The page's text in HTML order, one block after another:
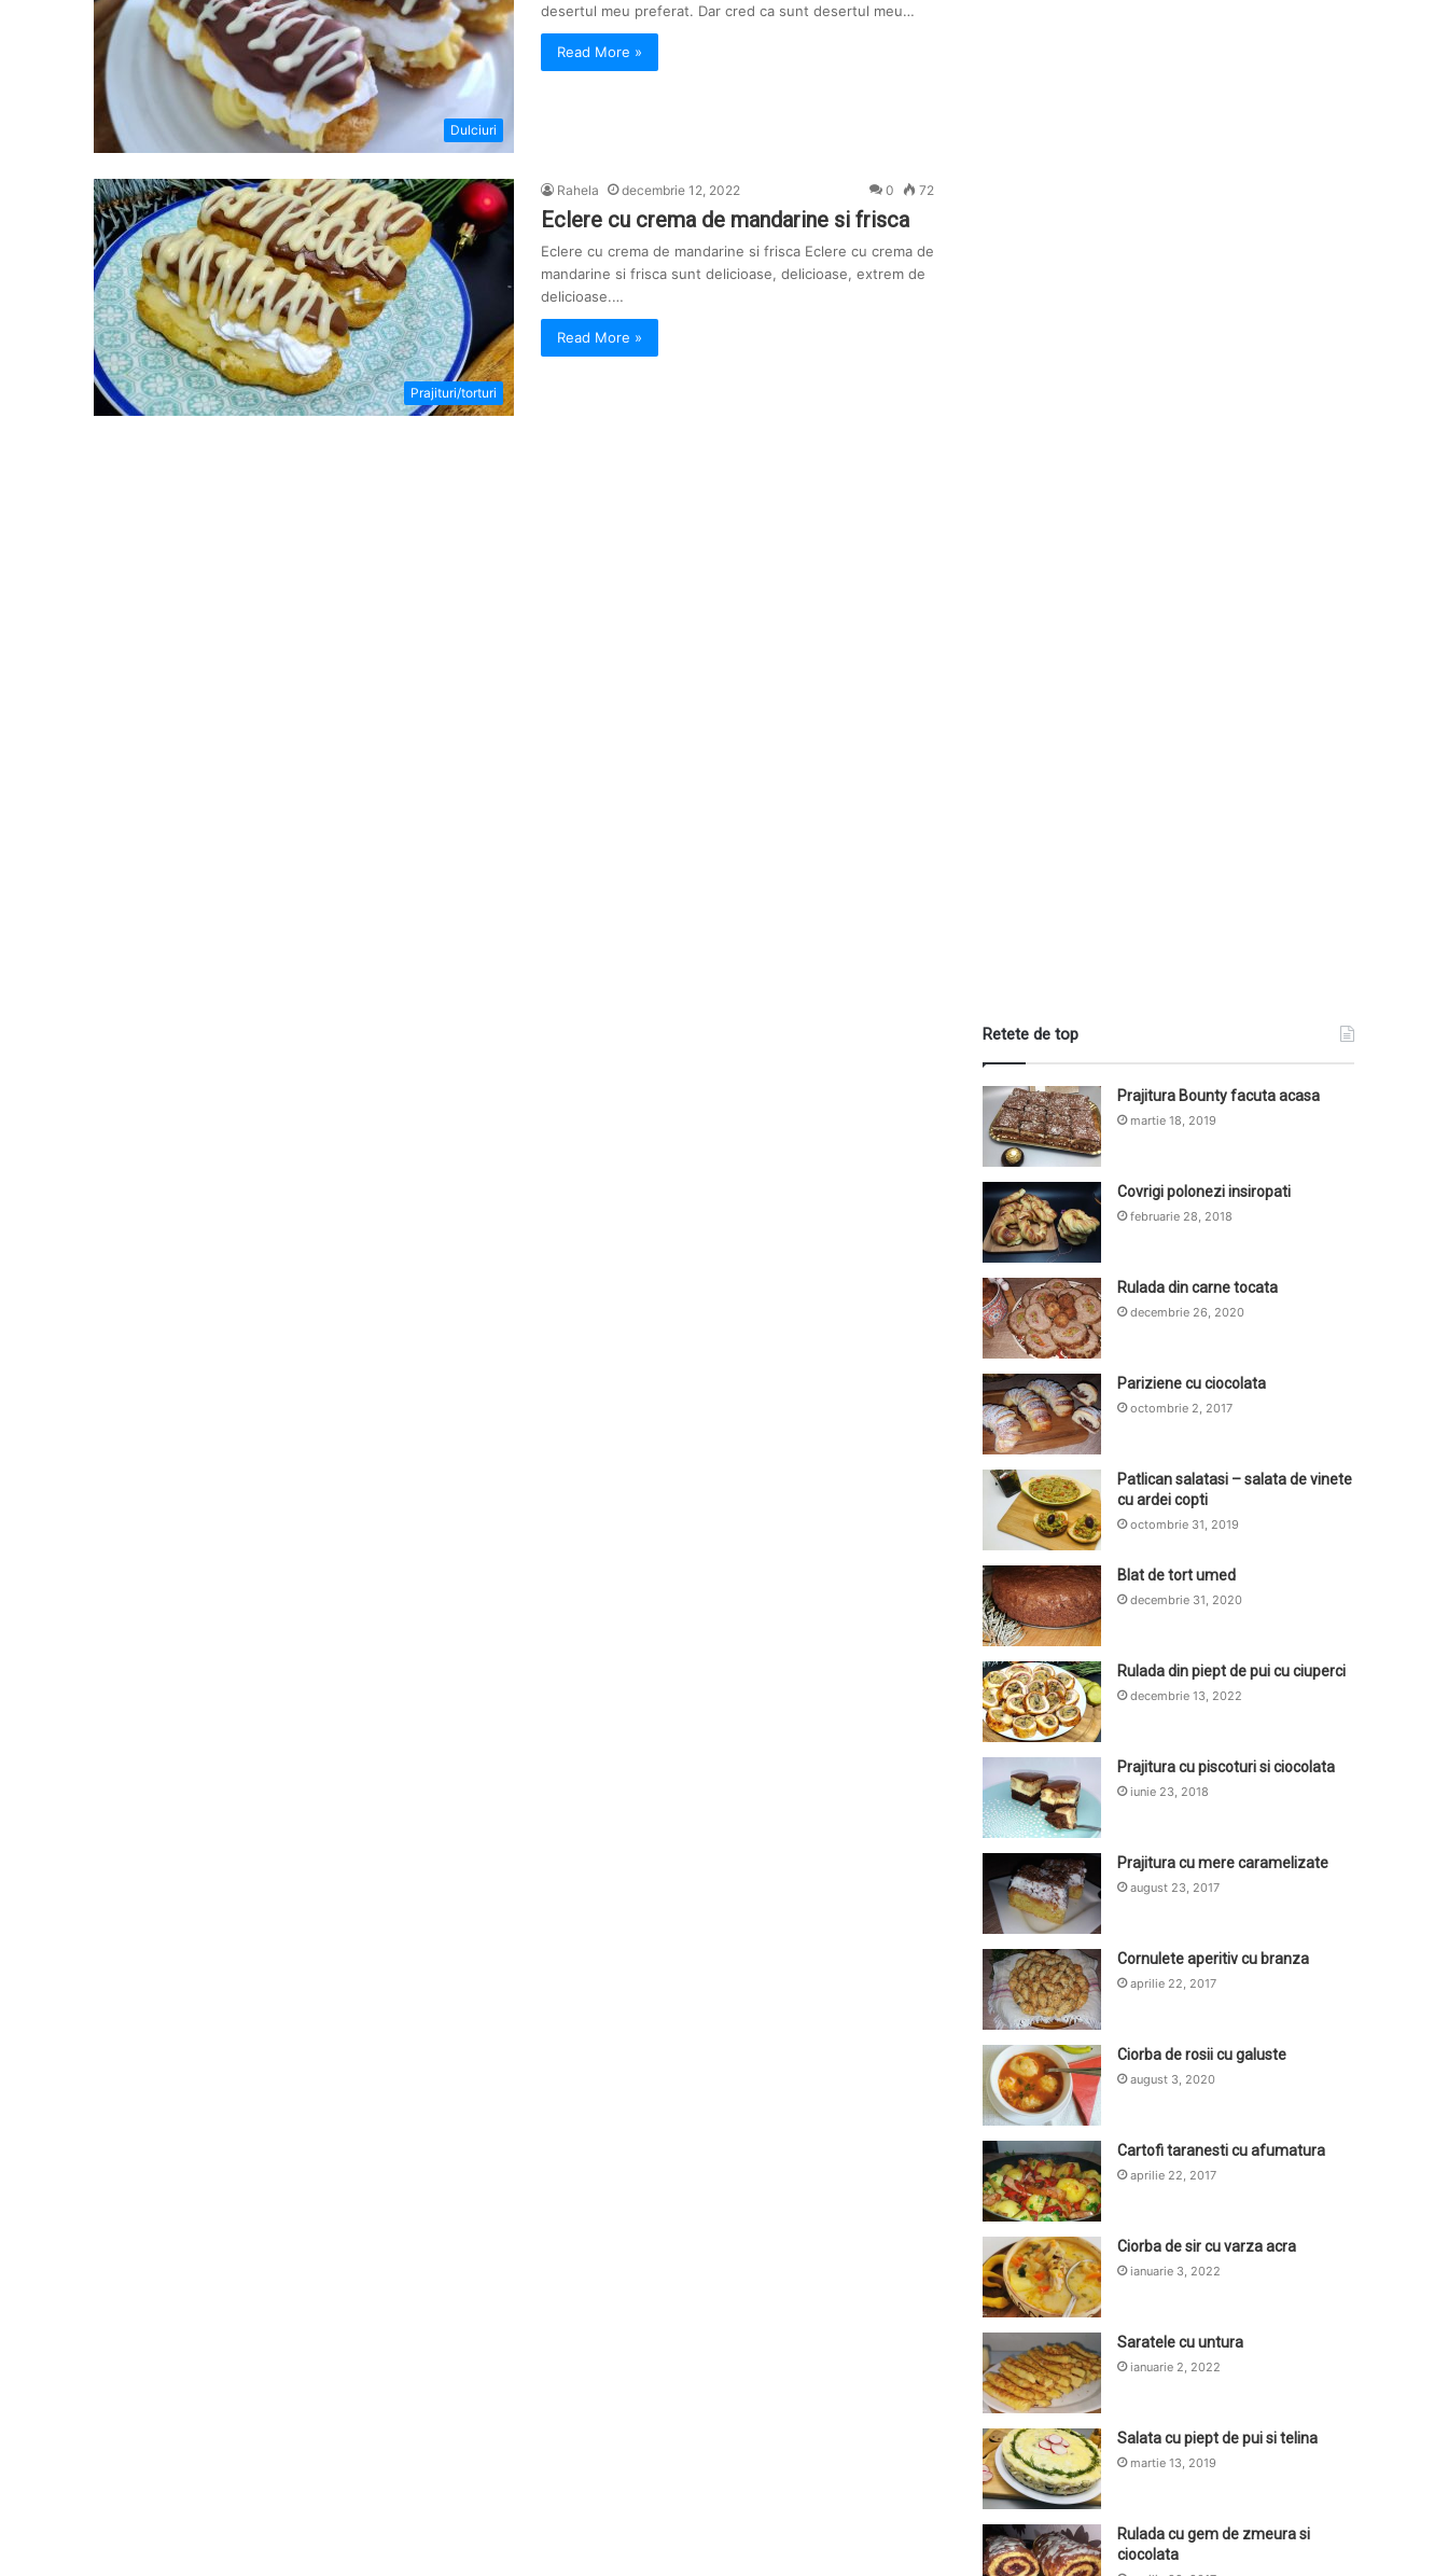
Dulciuri
desertul meu preferat. Dar cred ca sunt desertul meu…
Read More »
Prajituri/torturi
Rahela decembrie 12, 2022 0 72
Eclere cu crema de mandarine si frisca
Eclere cu crema de mandarine si frisca Eclere cu crema de
mandarine si frisca sunt delicioase, delicioase, extrem de
delicioase.…
Read More »
Retete de top
Prajitura Bounty facuta acasa
martie 18, 2019
Covrigi polonezi insiropati
februarie 28, 2018
Rulada din carne tocata
decembrie 26, 2020
Pariziene cu ciocolata
octombrie 2, 2017
Patlican salatasi – salata de vinete
cu ardei copti
octombrie 31, 2019
Blat de tort umed
decembrie 31, 2020
Rulada din piept de pui cu ciuperci
decembrie 13, 2022
Prajitura cu piscoturi si ciocolata
iunie 23, 2018
Prajitura cu mere caramelizate
august 23, 2017
Cornulete aperitiv cu branza
aprilie 22, 2017
Ciorba de rosii cu galuste
august 3, 2020
Cartofi taranesti cu afumatura
aprilie 22, 2017
Ciorba de sir cu varza acra
ianuarie 3, 2022
Saratele cu untura
ianuarie 2, 2022
Salata cu piept de pui si telina
martie 13, 2019
Rulada cu gem de zmeura si
ciocolata